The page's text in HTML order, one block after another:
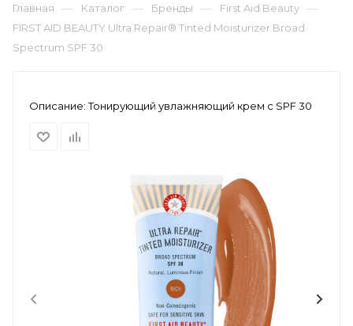
Главная — Каталог — Бренды — First Aid Beauty —
FIRST AID BEAUTY Ultra Repair® Tinted Moisturizer Broad
Spectrum SPF 30
Описание:Тонирующий увлажняющий крем с SPF 30